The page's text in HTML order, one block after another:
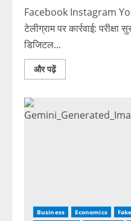
Facebook Instagram
टेलीग्राम पर कार्रवाई:
डिजिटल...
और पढ़ें
Business Economics